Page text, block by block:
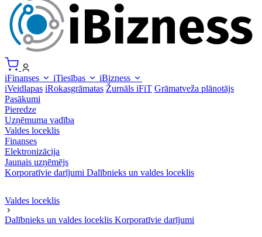
iFinanses iTiesības
iBizness
iVeidlapas iRokasgrāmatas Žurnāls iFiT Grāmatveža plānotājs
Pasākumi
Pieredze
Uzņēmuma vadība
Valdes loceklis
Finanses
Elektronizācija
Jaunais uzņēmējs
Korporatīvie darījumi Dalībnieks un valdes loceklis
Valdes loceklis
Dalībnieks un valdes loceklis Korporatīvie darījumi